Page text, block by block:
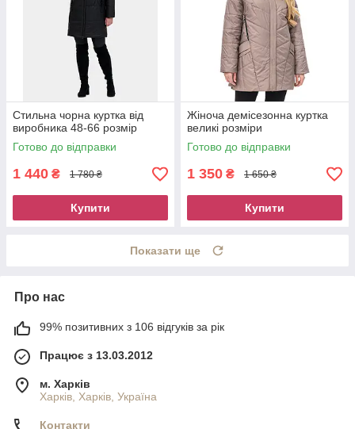
Стильна чорна куртка від
виробника 48-66 розмір
Готово до відправки
1 440 ₴ 1 780 ₴
Купити
Жіноча демісезонна куртка
великі розміри
Готово до відправки
1 350 ₴ 1 650 ₴
Купити
Показати ще
Про нас
99% позитивних з 106 відгуків за рік
Працює з 13.03.2012
м. Харків
Харків, Харків, Україна
Контакти